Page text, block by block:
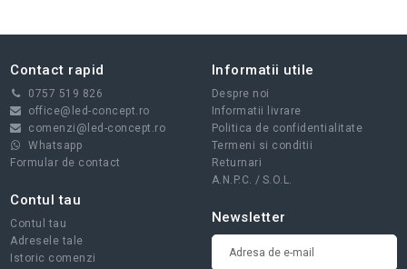
Contact rapid
0757 519 826
office@led-concept.ro
comenzi@led-concept.ro
Whatsapp
Formular de contact
Informatii utile
Despre noi
Informatii livrare
Politica de confidentialitate
Termeni si conditii
Returnari
A.N.P.C. / S.O.L.
Contul tau
Contul tau
Adresele tale
Istoric comenzi
Newsletter